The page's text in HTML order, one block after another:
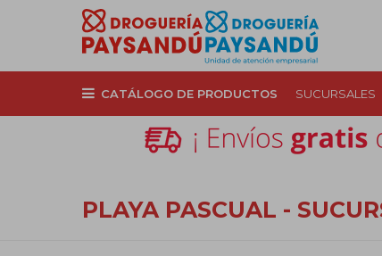
CATÁLOGO DE PRODUCTOS SUCURSALES
PLAYA PASCUAL -